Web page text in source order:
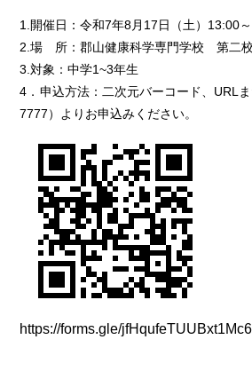
1.開催日：令和7年8月17日（土）13:00
2.場 所：郡山健康科学専門学校 第二
3.対象：中学1~3年生
4．申込方法：二次元バーコード、URL
7777）よりお申込みください。
https://forms.gle/jfHqufeTUUBxt1Mc6